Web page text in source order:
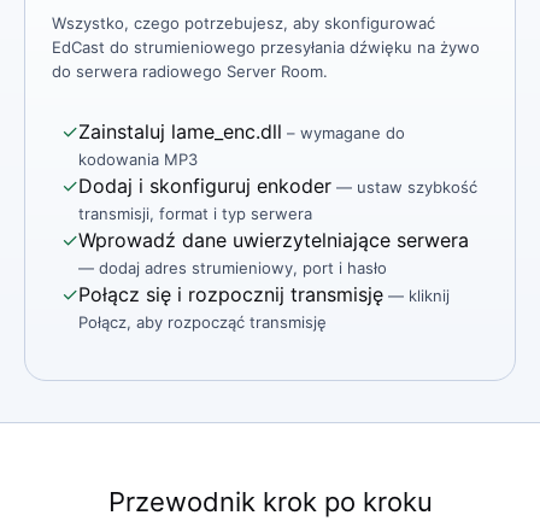
Wszystko, czego potrzebujesz, aby skonfigurować
EdCast do strumieniowego przesyłania dźwięku na żywo
do serwera radiowego Server Room.
✓Zainstaluj lame_enc.dll – wymagane do
kodowania MP3
✓Dodaj i skonfiguruj enkoder — ustaw szybkość
transmisji, format i typ serwera
✓Wprowadź dane uwierzytelniające serwera
— dodaj adres strumieniowy, port i hasło
✓Połącz się i rozpocznij transmisję — kliknij
Połącz, aby rozpocząć transmisję
Przewodnik krok po kroku